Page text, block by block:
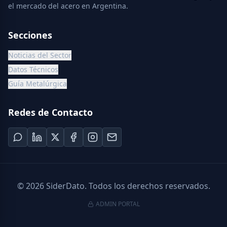
el mercado del acero en Argentina.
Secciones
Noticias del Sector
Datos Técnicos
Guía Metalúrgica
Redes de Contacto
©2026SiderDato. Todos los derechos reservados.
ADMIN PORTAL